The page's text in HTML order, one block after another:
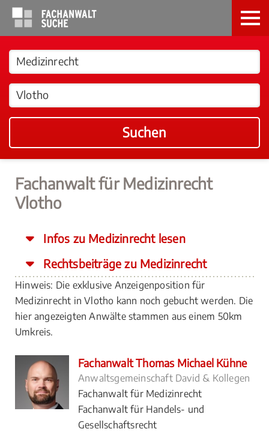
Suchen
Fachanwalt für Medizinrecht
Vlotho
Infos zu Medizinrecht lesen
Rechtsbeiträge zu Medizinrecht
Hinweis: Die exklusive Anzeigenposition für
Medizinrecht in Vlotho kann noch gebucht werden. Die
hier angezeigten Anwälte stammen aus einem 50km
Umkreis.
Fachanwalt Thomas Michael Kühne
Anwaltsgemeinschaft David & Kollegen
Fachanwalt für Medizinrecht
Fachanwalt für Handels- und
Gesellschaftsrecht